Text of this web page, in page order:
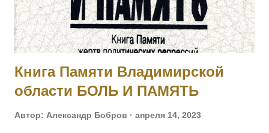
противника, с большим для него уроном. Произведен в
прапорщики за боевые отличия приказом
Главнокомандующего армиями Юго-Западного фронта No
Книга Памяти Владимирской
области БОЛЬ И ПАМЯТЬ
Автор: Александр Бобров апреля 14, 2023